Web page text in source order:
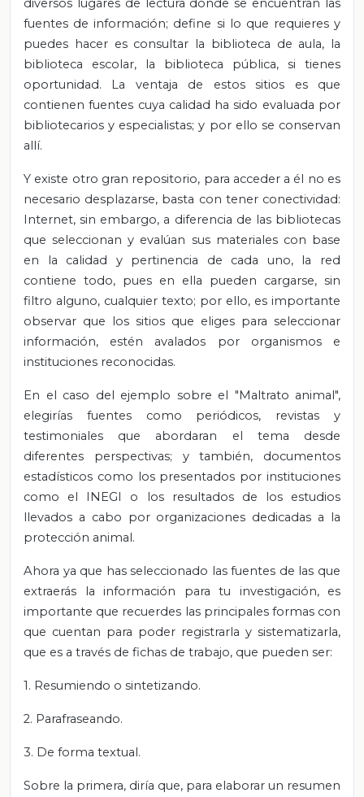
fuentes de información; define si lo que requieres y
puedes hacer es consultar la biblioteca de aula, la
biblioteca escolar, la biblioteca pública, si tienes
oportunidad. La ventaja de estos sitios es que
contienen fuentes cuya calidad ha sido evaluada por
bibliotecarios y especialistas; y por ello se conservan
allí.
Y existe otro gran repositorio, para acceder a él no es
necesario desplazarse, basta con tener conectividad:
Internet, sin embargo, a diferencia de las bibliotecas
que seleccionan y evalúan sus materiales con base
en la calidad y pertinencia de cada uno, la red
contiene todo, pues en ella pueden cargarse, sin
filtro alguno, cualquier texto; por ello, es importante
observar que los sitios que eliges para seleccionar
información, estén avalados por organismos e
instituciones reconocidas.
En el caso del ejemplo sobre el "Maltrato animal",
elegirías fuentes como periódicos, revistas y
testimoniales que abordaran el tema desde
diferentes perspectivas; y también, documentos
estadísticos como los presentados por instituciones
como el INEGI o los resultados de los estudios
llevados a cabo por organizaciones dedicadas a la
protección animal.
Ahora ya que has seleccionado las fuentes de las que
extraerás la información para tu investigación, es
importante que recuerdes las principales formas con
que cuentan para poder registrarla y sistematizarla,
que es a través de fichas de trabajo, que pueden ser:
1. Resumiendo o sintetizando.
2. Parafraseando.
3. De forma textual.
Sobre la primera, diría que, para elaborar un resumen